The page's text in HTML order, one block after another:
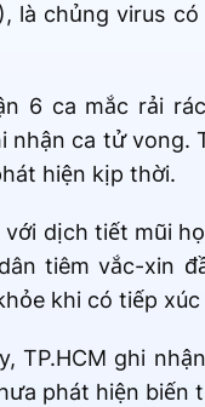
là chủng virus
6 ca mắc rải
ca tử vong.
hiện kịp thời.
dịch tiết mũi
tiêm vắc-xin
khi có tiếp xúc
TP.HCM ghi
phát hiện biến